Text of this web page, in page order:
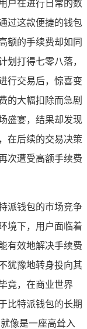
户在进行日常的数
过这款便捷的钱包
额的手续费却如同
划打得七零八落，
行交易后，惊喜变
的大幅扣除而急剧
盛宴，结果却发现
在后续的交易决策
次遭受高额手续费
派钱包的市场竞争
境下，用户面临着
有效地解决手续费
犹豫地转身投向其
竟，在商业世界
比特派钱包的长期
像是一座高耸入